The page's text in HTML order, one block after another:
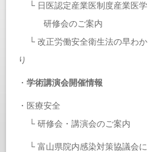
└ 日医認定産業医制度産業医学
研修会のご案内
└ 改正労働安全衛生法の早わか
り
・ 学術講演会開催情報
・ 医療安全
└ 研修会・講演会のご案内
└ 富山県院内感染対策協議会に